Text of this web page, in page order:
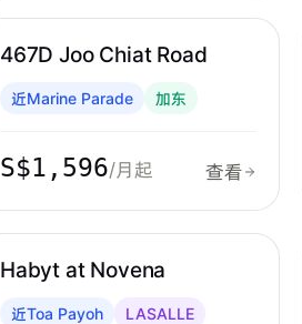
467D Joo Chiat Road
近Marine Parade 加东
S$1,596/月起 查看
诺维娜 & 大巴窑
Habyt at Novena
近Toa Payoh
LASALLE